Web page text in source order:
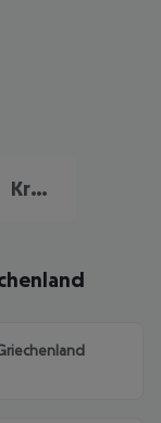
Kroatien Urlaub